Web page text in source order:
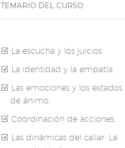
TEMARIO DEL CURSO
La escucha y los juicios.
La identidad y la empatía.
Las emociones y los estados
de ánimo.
Coordinación de acciones.
Las dinámicas del callar. La